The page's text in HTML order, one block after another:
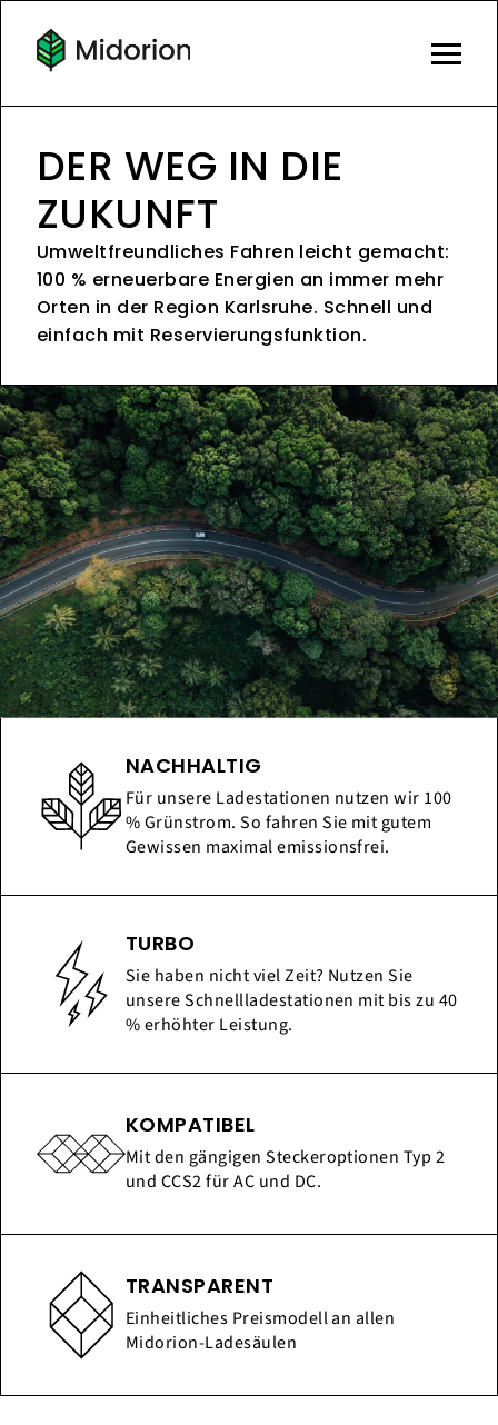
DER WEG IN DIE
ZUKUNFT
Umweltfreundliches Fahren leicht gemacht:
100 % erneuerbare Energien an immer mehr
Orten in der Region Karlsruhe. Schnell und
einfach mit Reservierungsfunktion.
NACHHALTIG
Für unsere Ladestationen nutzen wir 100
% Grünstrom. So fahren Sie mit gutem
Gewissen maximal emissionsfrei.
TURBO
Sie haben nicht viel Zeit? Nutzen Sie
unsere Schnellladestationen mit bis zu 40
% erhöhter Leistung.
KOMPATIBEL
Mit den gängigen Steckeroptionen Typ 2
und CCS2 für AC und DC.
TRANSPARENT
Einheitliches Preismodell an allen
Midorion-Ladesäulen